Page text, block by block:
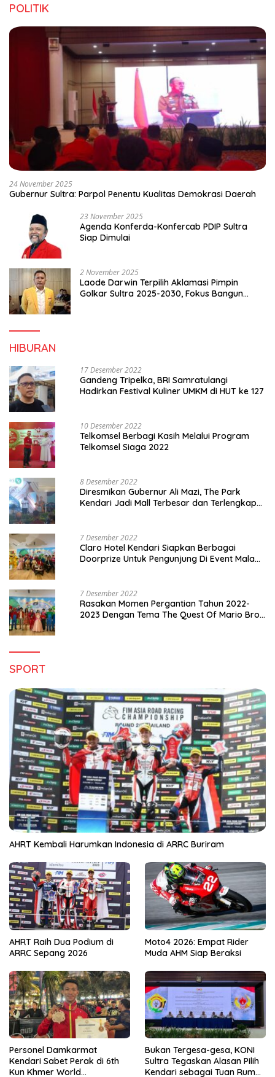
POLITIK
24 November 2025
Gubernur Sultra: Parpol Penentu Kualitas Demokrasi Daerah
23 November 2025
Agenda Konferda-Konfercab PDIP Sultra
Siap Dimulai
2 November 2025
Laode Darwin Terpilih Aklamasi Pimpin
Golkar Sultra 2025-2030, Fokus Bangun
HIBURAN
17 Desember 2022
Gandeng Tripelka, BRI Samratulangi
Hadirkan Festival Kuliner UMKM di HUT ke 127
10 Desember 2022
Telkomsel Berbagi Kasih Melalui Program
Telkomsel Siaga 2022
8 Desember 2022
Diresmikan Gubernur Ali Mazi, The Park
Kendari Jadi Mall Terbesar dan Terlengkap
7 Desember 2022
Claro Hotel Kendari Siapkan Berbagai
Doorprize Untuk Pengunjung Di Event Malam
7 Desember 2022
Rasakan Momen Pergantian Tahun 2022-
2023 Dengan Tema The Quest Of Mario Bros
SPORT
AHRT Kembali Harumkan Indonesia di ARRC Buriram
AHRT Raih Dua Podium di
ARRC Sepang 2026
Moto4 2026: Empat Rider
Muda AHM Siap Beraksi
Personel Damkarmat
Kendari Sabet Perak di 6th
Kun Khmer World
Bukan Tergesa-gesa, KONI
Sultra Tegaskan Alasan Pilih
Kendari sebagai Tuan Rumah